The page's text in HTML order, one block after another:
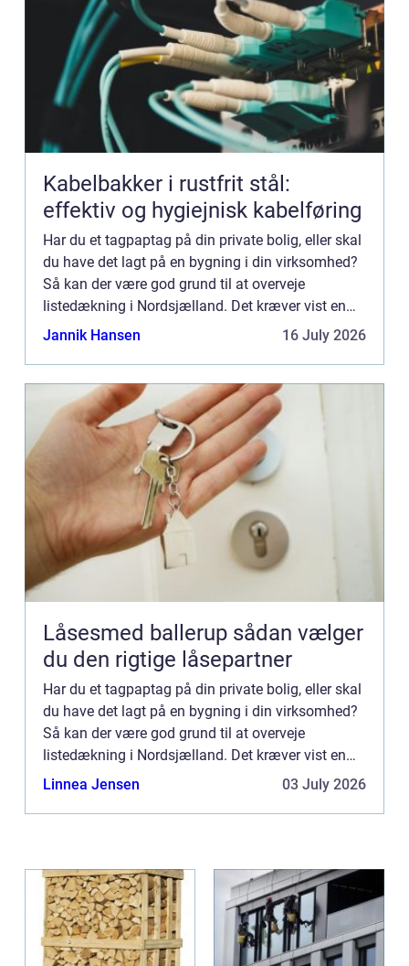
Kabelbakker i rustfrit stål:
effektiv og hygiejnisk kabelføring
Har du et tagpaptag på din private bolig, eller skal
du have det lagt på en bygning i din virksomhed?
Så kan der være god grund til at overveje
listedækning i Nordsjælland. Det kræver vist en
nærmere fo...
Jannik Hansen 16 July 2026
Låsesmed ballerup sådan vælger
du den rigtige låsepartner
Har du et tagpaptag på din private bolig, eller skal
du have det lagt på en bygning i din virksomhed?
Så kan der være god grund til at overveje
listedækning i Nordsjælland. Det kræver vist en
nærmere fo...
Linnea Jensen 03 July 2026